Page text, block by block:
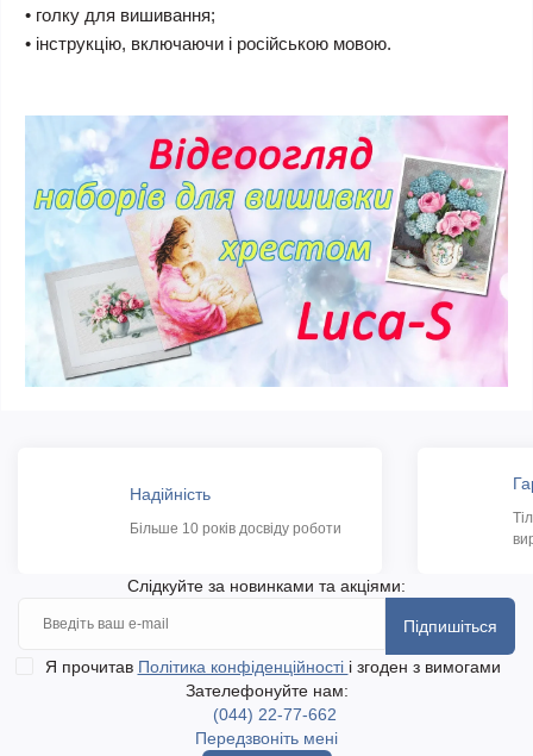
• голку для вишивання;
• інструкцію, включаючи і російською мовою.
Надійність
Більше 10 років досвіду роботи
Слідкуйте за новинками та акціями:
Підпишіться
Я прочитав Політика конфіденційності і згоден з вимогами
Зателефонуйте нам:
(044) 22-77-662
Передзвоніть мені